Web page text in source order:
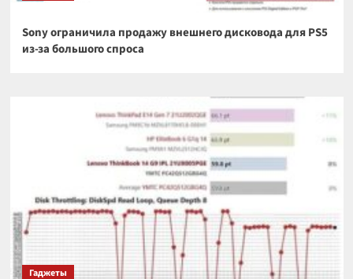
Sony ограничила продажу внешнего дисковода для PS5
из-за большого спроса
Гаджеты